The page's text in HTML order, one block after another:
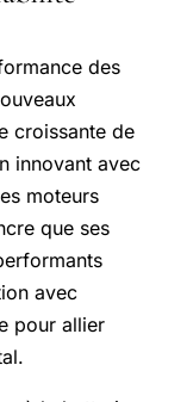
des
croissante de
innovant avec
moteurs
que ses
avec
pour allier